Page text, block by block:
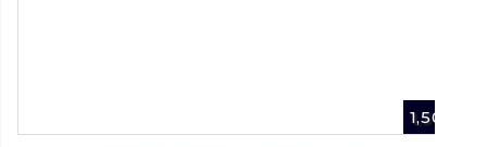
1,50